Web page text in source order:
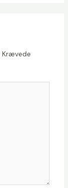
Krævede